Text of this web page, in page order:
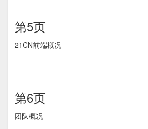
第5页
21CN前端概况
第6页
团队概况